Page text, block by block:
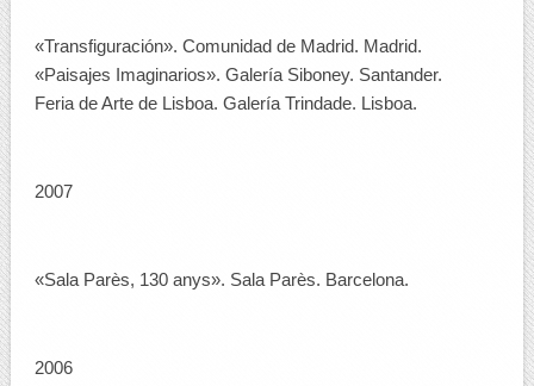
«Transfiguración». Comunidad de Madrid. Madrid.
«Paisajes Imaginarios». Galería Siboney. Santander.
Feria de Arte de Lisboa. Galería Trindade. Lisboa.
2007
«Sala Parès, 130 anys». Sala Parès. Barcelona.
2006